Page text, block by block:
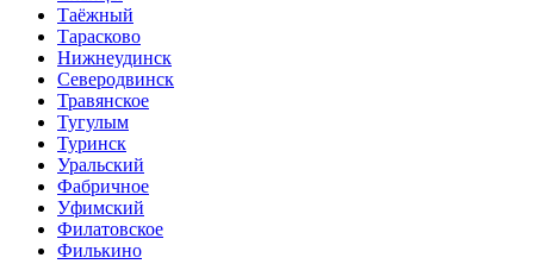
Таёжный
Тарасково
Нижнеудинск
Северодвинск
Травянское
Тугулым
Туринск
Уральский
Фабричное
Уфимский
Филатовское
Филькино